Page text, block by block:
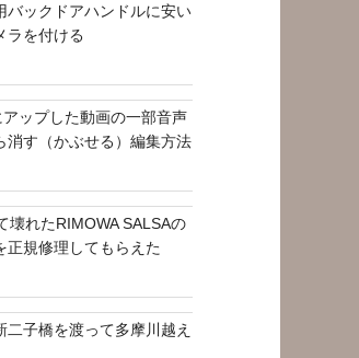
バックドアハンドルに安い
ラを付ける
ップした動画の一部音声
消す（かぶせる）編集方法
壊れたRIMOWA SALSAの
正規修理してもらえた
二子橋を渡って多摩川越え